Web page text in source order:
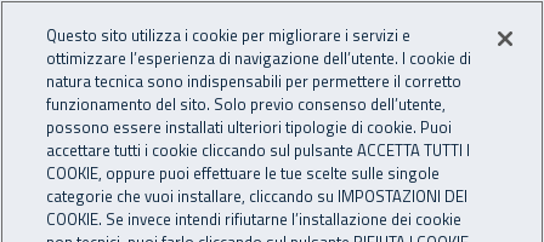
INAIL - Istituto Nazionale
Apri cerca
Navigazione principale
Navigazione - Ti trovi in:
Home Inail comunica Scadenze Scadenza
Questo sito utilizza i cookie per migliorare i servizi e
ottimizzare l’esperienza di navigazione dell’utente. I cookie di
natura tecnica sono indispensabili per permettere il corretto
funzionamento del sito. Solo previo consenso dell’utente,
possono essere installati ulteriori tipologie di cookie. Puoi
accettare tutti i cookie cliccando sul pulsante ACCETTA TUTTI I
COOKIE, oppure puoi effettuare le tue scelte sulle singole
categorie che vuoi installare, cliccando su IMPOSTAZIONI DEI
COOKIE. Se invece intendi rifiutarne l’installazione dei cookie